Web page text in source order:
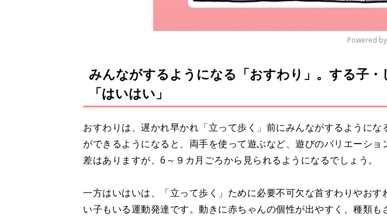
t
Powered by
みんながするようになる「おすわり」。する子・
「はいはい」
おすわりは、遅かれ早かれ「立って歩く」前にみんながするようにな
ができるようになると、両手を使って遊ぶなど、遊びのバリエーショ
差はありますが、6～９カ月ごろから見られるようになるでしょう。
一方はいはいは、「立って歩く」ために必要不可欠な首すわりやおす
い子もいる運動発達です。動きに赤ちゃんの個性が出やすく、種類も